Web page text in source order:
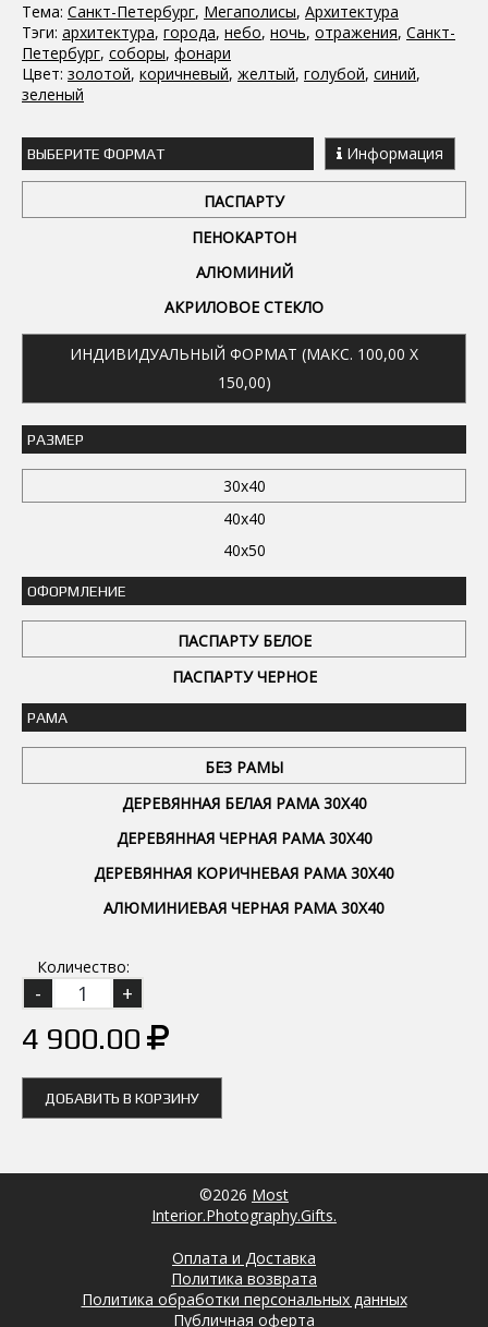
Тема: Санкт-Петербург, Мегаполисы, Архитектура
Тэги: архитектура, города, небо, ночь, отражения, Санкт-
Петербург, соборы, фонари
Цвет: золотой, коричневый, желтый, голубой, синий,
зеленый
ВЫБЕРИТЕ ФОРМАТ Информация
ПАСПАРТУ
ПЕНОКАРТОН
АЛЮМИНИЙ
АКРИЛОВОЕ СТЕКЛО
ИНДИВИДУАЛЬНЫЙ ФОРМАТ (МАКС. 100,00 X
150,00)
РАЗМЕР
30x40
40x40
40x50
ОФОРМЛЕНИЕ
ПАСПАРТУ БЕЛОЕ
ПАСПАРТУ ЧЕРНОЕ
РАМА
БЕЗ РАМЫ
ДЕРЕВЯННАЯ БЕЛАЯ РАМА 30Х40
ДЕРЕВЯННАЯ ЧЕРНАЯ РАМА 30Х40
ДЕРЕВЯННАЯ КОРИЧНЕВАЯ РАМА 30Х40
АЛЮМИНИЕВАЯ ЧЕРНАЯ РАМА 30Х40
Количество:
4 900.00
ДОБАВИТЬ В КОРЗИНУ
©2026 Most
Interior.Photography.Gifts.
Оплата и Доставка
Политика возврата
Политика обработки персональных данных
Публичная оферта